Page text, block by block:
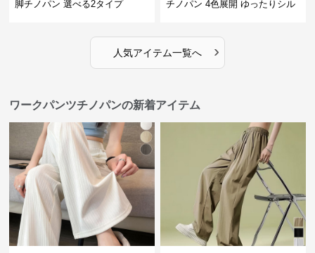
脚チノパン 選べる2タイプ
チノパン 4色展開 ゆったりシル
人気アイテム一覧へ ›
ワークパンツチノパンの新着アイテム